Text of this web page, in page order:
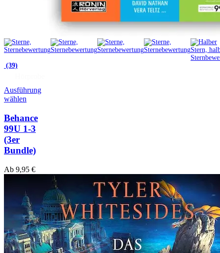
(39)
Ausführung
wählen
Behance
99U 1-3
(3er
Bundle)
Ab 9,95 €